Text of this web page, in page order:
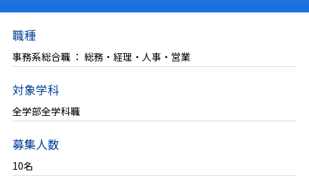
仕事を知る
事業フィールド
活躍できる部門と仕事
職種
事務系総合職 ： 総務・経理・人事・営業
対象学科
全学部全学科職
募集人数
10名